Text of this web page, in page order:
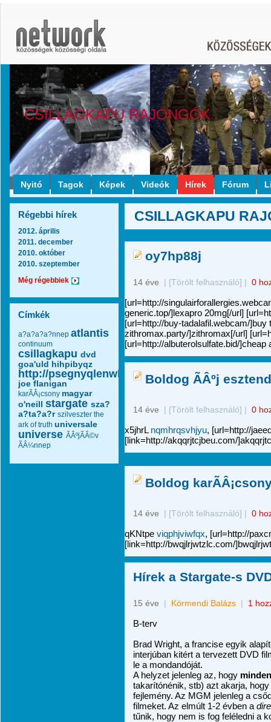
CSILLAGKAPU RAJONGÓK
Nyitó Tagok Képek Videók Hírek Fórum
Régebbi hírek
2012. április
2011. december
2010. október
2010. szeptember
Még régebbiek
Címkék
a?a?a?a?nnep atlantis
continuum
csillagkapu dvd
goa'uld hihpibyqz
http://psegnyqlenwk.com/
joe flanigan
karÃÂ¡csony magyar
o'neill stargate sza?
a?ta?a?r szilveszter the
ark of truth universale
universe ÃÂºjÃÂ©v
ÃÂ¼nnep
CSILLAGKAPU
oy7hp88j
14 éve | [Törölt felhasználó] | 0
[url=http://
generic.top/]lexapro 20mg[/url]
[url=http://buy-tadalafil.webcam/]buy
zithromax.party/]zithromax[/url]
[url=http://albuterolsulfate.bid/]cheap
Boldog ÃÂºj
14 éve | [Törölt felhasználó] | 0
x5jhrL nqmhrqsvhjyu, [url=http://
[link=http://akqqrjtcjbeu.com/
Boldog
14 éve | [Törölt felhasználó] | 0
qKNtpe viqphjviwfqx, [url=http://
[link=http://bwqjlrjwtzlc.com/
Hírek a Stargate-s
15 éve | Körmendi Balázs | 1
B-terv
Brad Wright, a francise egyik
interjúban kitért a tervezett DVD
le a mondandóját.
A helyzet jelenleg az, hogy
takarítónénik, stb) azt akarja,
fejlemény. Az MGM jelenleg a
filmeket. Az elmúlt 1-2 évben a
tűnik, hogy nem is fog feléledni a